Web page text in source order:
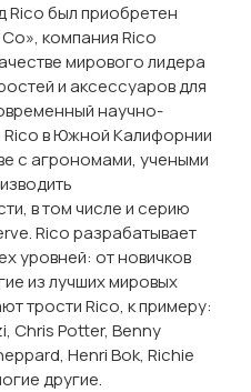
Rico был приобретен
компания Rico
мирового лидера
и аксессуаров для
научно-
Rico в Южной Калифорнии
с агрономами, учеными
в том числе и серию
Rico разрабатывает
уровней: от новичков
из лучших мировых
трости Rico, к примеру:
Chris Potter, Benny
Henri Bok, Richie
другие.